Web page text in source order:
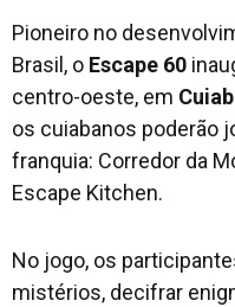
Pioneiro no
Brasil, o Escape 60
centro-oeste, em
os cuiabanos poderão
franquia: Corredor da
Escape Kitchen.
No jogo, os
mistérios, decifrar